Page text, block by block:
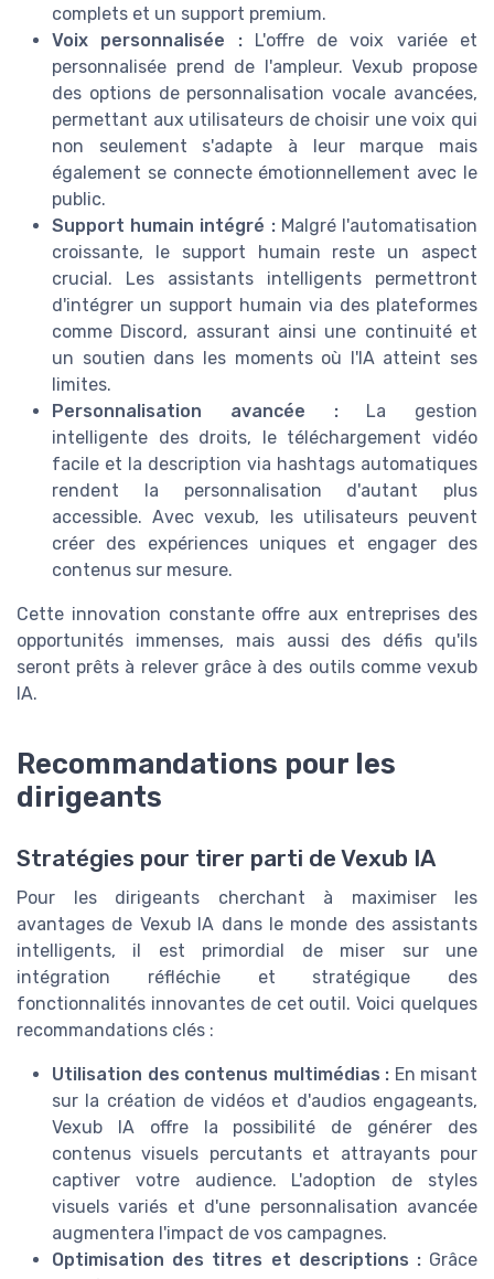
complets et un support premium.
Voix personnalisée :L'offre de voix variée et
personnalisée prend de l'ampleur. Vexub propose
des options de personnalisation vocale avancées,
permettant aux utilisateurs de choisir une voix qui
non seulement s'adapte à leur marque mais
également se connecte émotionnellement avec le
public.
Support humain intégré :Malgré l'automatisation
croissante, le support humain reste un aspect
crucial. Les assistants intelligents permettront
d'intégrer un support humain via des plateformes
comme Discord, assurant ainsi une continuité et
un soutien dans les moments où l'IA atteint ses
limites.
Personnalisation avancée :La gestion
intelligente des droits, le téléchargement vidéo
facile et la description via hashtags automatiques
rendent la personnalisation d'autant plus
accessible. Avec vexub, les utilisateurs peuvent
créer des expériences uniques et engager des
contenus sur mesure.
Cette innovation constante offre aux entreprises des
opportunités immenses, mais aussi des défis qu'ils
seront prêts à relever grâce à des outils comme vexub
IA.
Recommandations pour les
dirigeants
Stratégies pour tirer parti de Vexub IA
Pour les dirigeants cherchant à maximiser les
avantages de Vexub IA dans le monde des assistants
intelligents, il est primordial de miser sur une
intégration réfléchie et stratégique des
fonctionnalités innovantes de cet outil. Voici quelques
recommandations clés :
Utilisation des contenus multimédias : En misant
sur la création de vidéos et d'audios engageants,
Vexub IA offre la possibilité de générer des
contenus visuels percutants et attrayants pour
captiver votre audience. L'adoption de styles
visuels variés et d'une personnalisation avancée
augmentera l'impact de vos campagnes.
Optimisation des titres et descriptions :Grâce